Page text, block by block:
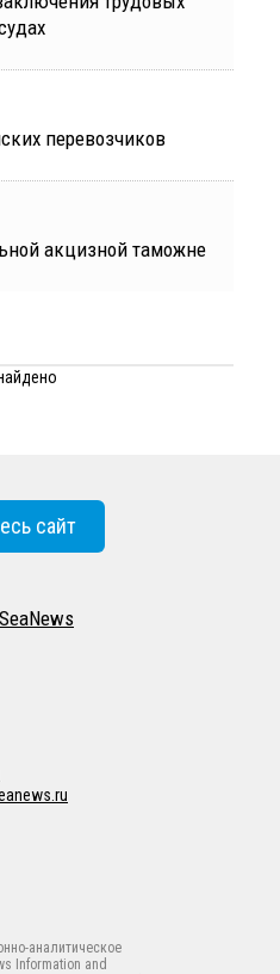
перевозчиков
акцизной таможне
сайт
аналитическое
Information and